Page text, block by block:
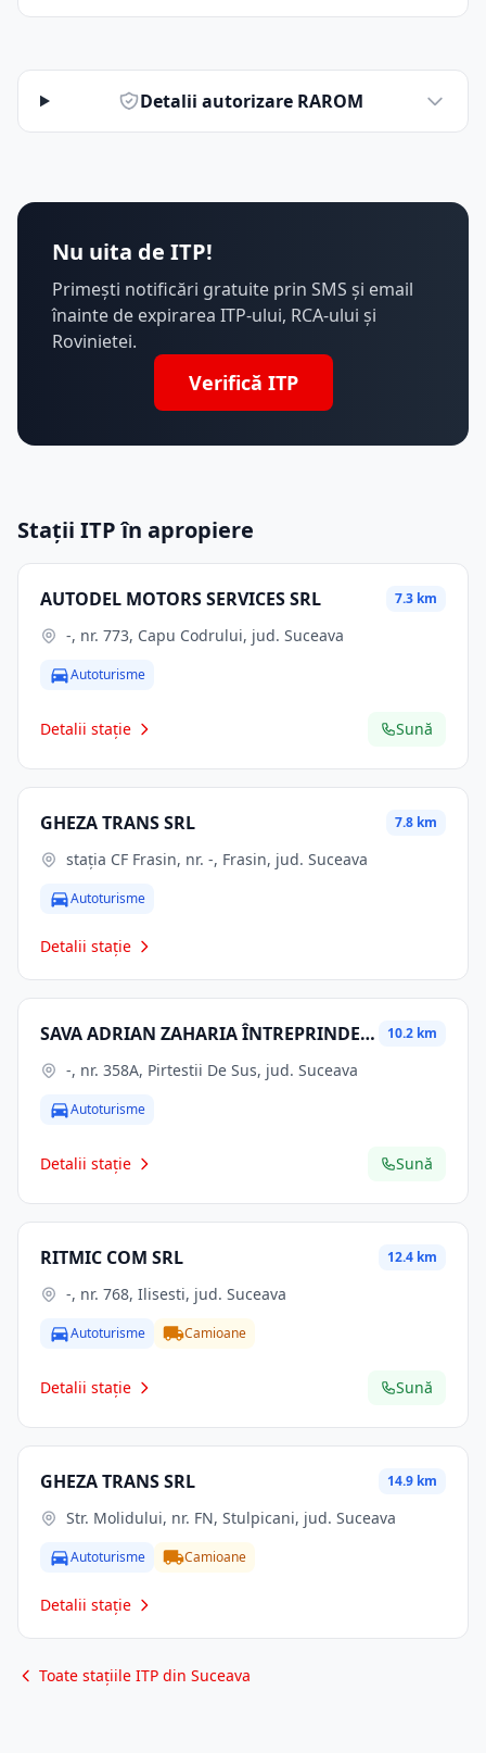
Detalii autorizare RAROM
Nu uita de ITP!
Primești notificări gratuite prin SMS și email
înainte de expirarea ITP-ului, RCA-ului și
Rovinietei.
Verifică ITP
Stații ITP în apropiere
AUTODEL MOTORS SERVICES SRL 7.3 km
-, nr. 773, Capu Codrului, jud. Suceava
Autoturisme
Detalii stație Sună
GHEZA TRANS SRL 7.8 km
staţia CF Frasin, nr. -, Frasin, jud. Suceava
Autoturisme
Detalii stație
SAVA ADRIAN ZAHARIA ÎNTREPRINDERE INDIVIDUALĂ 10.2 km
-, nr. 358A, Pirtestii De Sus, jud. Suceava
Autoturisme
Detalii stație Sună
RITMIC COM SRL 12.4 km
-, nr. 768, Ilisesti, jud. Suceava
Autoturisme Camioane
Detalii stație Sună
GHEZA TRANS SRL 14.9 km
Str. Molidului, nr. FN, Stulpicani, jud. Suceava
Autoturisme Camioane
Detalii stație
Toate stațiile ITP din Suceava